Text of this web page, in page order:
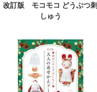
改訂版 モコモコ どうぶつ刺
しゅう